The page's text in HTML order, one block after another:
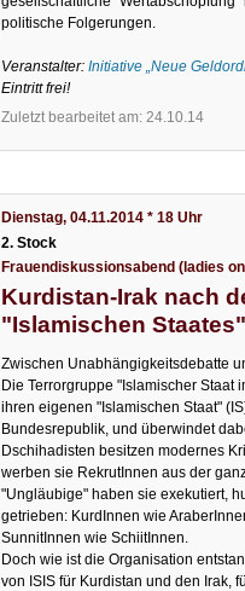
politische Folgerungen.
Veranstalter:Initiative „Neue
Eintritt frei!
Zuletzt bearbeitet am: 24.10.14
Dienstag, 04.11.2014 * 18 Uhr
2. Stock
Frauendiskussionsabend (ladies
Kurdistan-Irak nach
"Islamischen
Zwischen Unabhängigkeitsdebatte
Die Terrorgruppe "Islamischer Staat
ihren eigenen "Islamischen Staat"
Bundesrepublik, und überwindet
Dschihadisten besitzen modernes
werben sie RekrutInnen aus der
"Ungläubige" haben sie exekutiert,
getrieben: KurdInnen wie
SunnitInnen wie SchiitInnen.
Doch wie ist die Organisation
von ISIS für Kurdistan und den Irak,